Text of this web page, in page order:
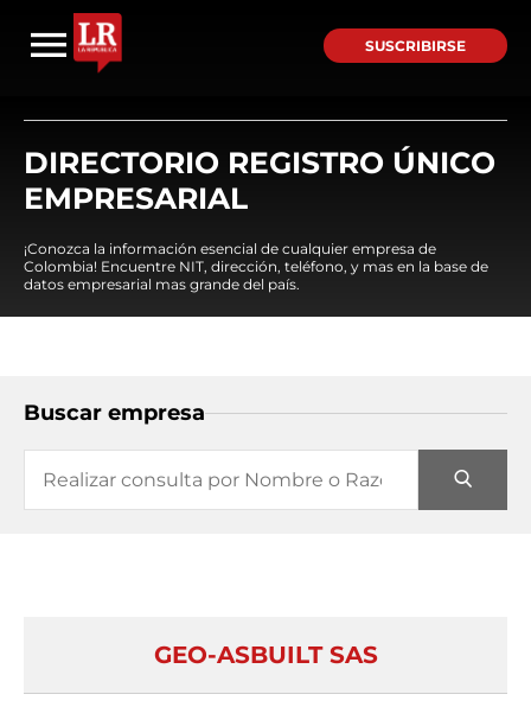
SUSCRIBIRSE
DIRECTORIO REGISTRO ÚNICO
EMPRESARIAL
¡Conozca la información esencial de cualquier empresa de
Colombia! Encuentre NIT, dirección, teléfono, y mas en la base de
datos empresarial mas grande del país.
Buscar empresa
GEO-ASBUILT SAS